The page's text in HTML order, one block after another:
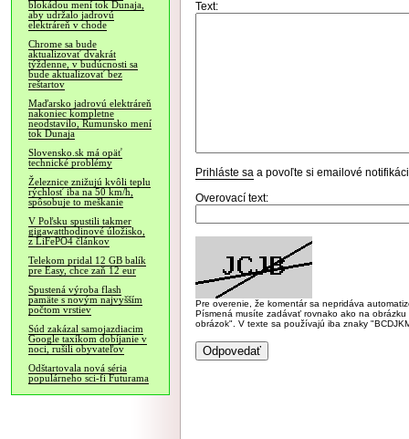
blokádou mení tok Dunaja,
aby udržalo jadrovú
elektráreň v chode
Chrome sa bude
aktualizovať dvakrát
týždenne, v budúcnosti sa
bude aktualizovať bez
reštartov
Maďarsko jadrovú elektráreň
nakoniec kompletne
neodstavilo, Rumunsko mení
tok Dunaja
Slovensko.sk má opäť
technické problémy
Železnice znižujú kvôli teplu
rýchlosť iba na 50 km/h,
spôsobuje to meškanie
V Poľsku spustili takmer
gigawatthodinové úložisko,
z LiFePO4 článkov
Telekom pridal 12 GB balík
pre Easy, chce zaň 12 eur
Spustená výroba flash
pamäte s novým najvyšším
počtom vrstiev
Súd zakázal samojazdiacim
Google taxíkom dobíjanie v
noci, rušili obyvateľov
Odštartovala nová séria
populárneho sci-fi Futurama
Text:
Prihláste sa a povoľte si emailové
Overovací text:
Pre overenie, že komentár sa nepridáva
Písmená musíte zadávať rovnako ako na
obrázok". V texte sa používajú iba znaky